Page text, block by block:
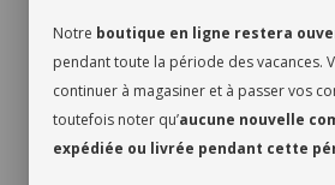
SERVICES
À PROPOS
Contact
Notre boutique en ligne restera
pendant toute la période des vacances.
continuer à magasiner et à passer vos
toutefois noter qu’aucune nouvelle
expédiée ou livrée pendant cette